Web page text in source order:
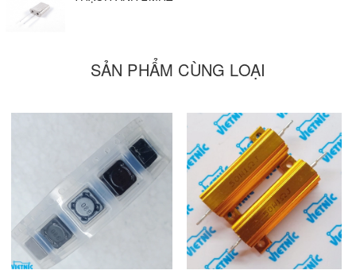
SẢN PHẨM CÙNG LOẠI